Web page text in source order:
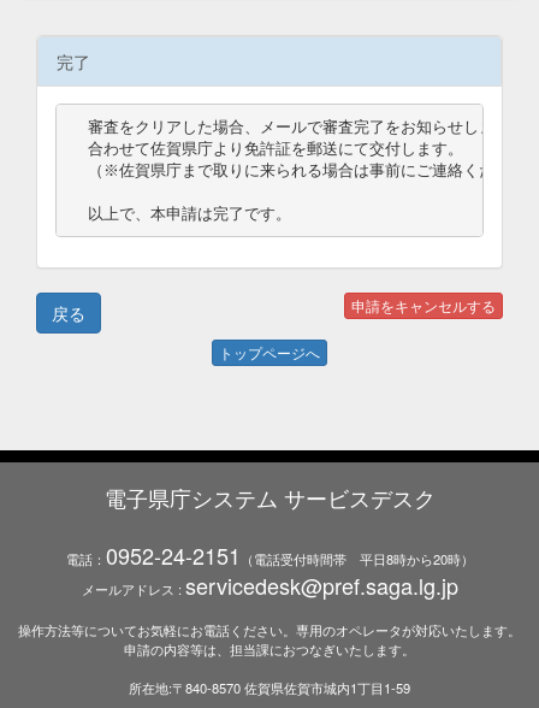
完了
審査をクリアした場合、メールで審査完了をお知らせします。
合わせて佐賀県庁より免許証を郵送にて交付します。
（※佐賀県庁まで取りに来られる場合は事前にご連絡ください
以上で、本申請は完了です。
トップページへ
電子県庁システム サービスデスク
電話： 0952-24-2151
（電話受付時間帯 平日8時から20時）
メールアドレス : servicedesk@pref.saga.lg.jp
操作方法等についてお気軽にお電話ください。専用のオペレータが対応いたします。
申請の内容等は、担当課におつなぎいたします。
所在地:〒840-8570 佐賀県佐賀市城内1丁目1-59